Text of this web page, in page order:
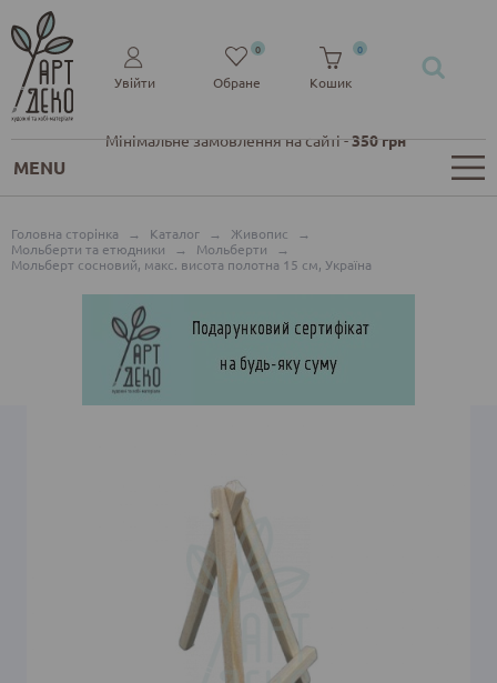
Мінімальне замовлення на сайті -350 грн
Увійти Обране
0
Кошик
0
MENU
Головна сторінка → Каталог → Живопис
→
Мольберти та етюдники
→ Мольберти
→
Мольберт сосновий, макс. висота полотна 15 см, Україна